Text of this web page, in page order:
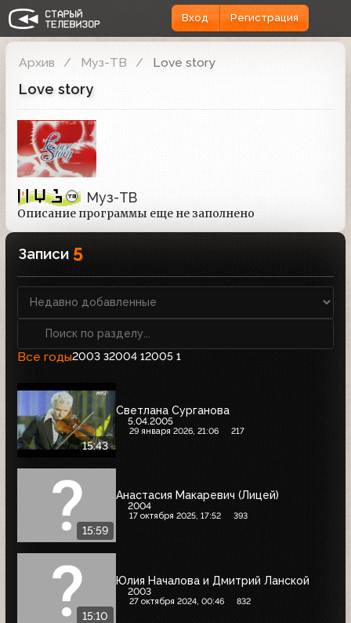
Вход Регистрация
Архив Муз-ТВ Love story
Love story
Муз-ТВ
Описание программы еще не заполнено
Записи 5
Все годы2003 32004 12005 1
15:43
Светлана Сурганова
5.04.2005
29 января 2026, 21:06 217
15:59
Анастасия Макаревич (Лицей)
2004
17 октября 2025, 17:52 393
15:10
Юлия Началова и Дмитрий Ланской
2003
27 октября 2024, 00:46 832